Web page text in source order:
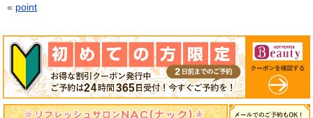
« point